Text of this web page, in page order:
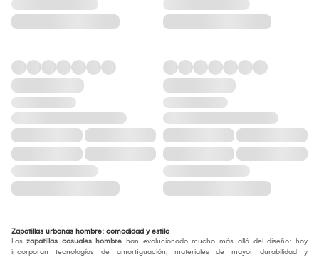
Zapatillas urbanas hombre: comodidad y estilo
Las zapatillas casuales hombre han evolucionado mucho más allá del diseño: hoy
incorporan tecnologías de amortiguación, materiales de mayor durabilidad y